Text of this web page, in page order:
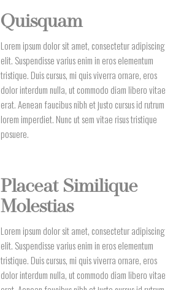
Quisquam
Lorem ipsum dolor sit amet, consectetur adipiscing
elit. Suspendisse varius enim in eros elementum
tristique. Duis cursus, mi quis viverra ornare, eros
dolor interdum nulla, ut commodo diam libero vitae
erat. Aenean faucibus nibh et justo cursus id rutrum
lorem imperdiet. Nunc ut sem vitae risus tristique
posuere.
Placeat Similique
Molestias
Lorem ipsum dolor sit amet, consectetur adipiscing
elit. Suspendisse varius enim in eros elementum
tristique. Duis cursus, mi quis viverra ornare, eros
dolor interdum nulla, ut commodo diam libero vitae